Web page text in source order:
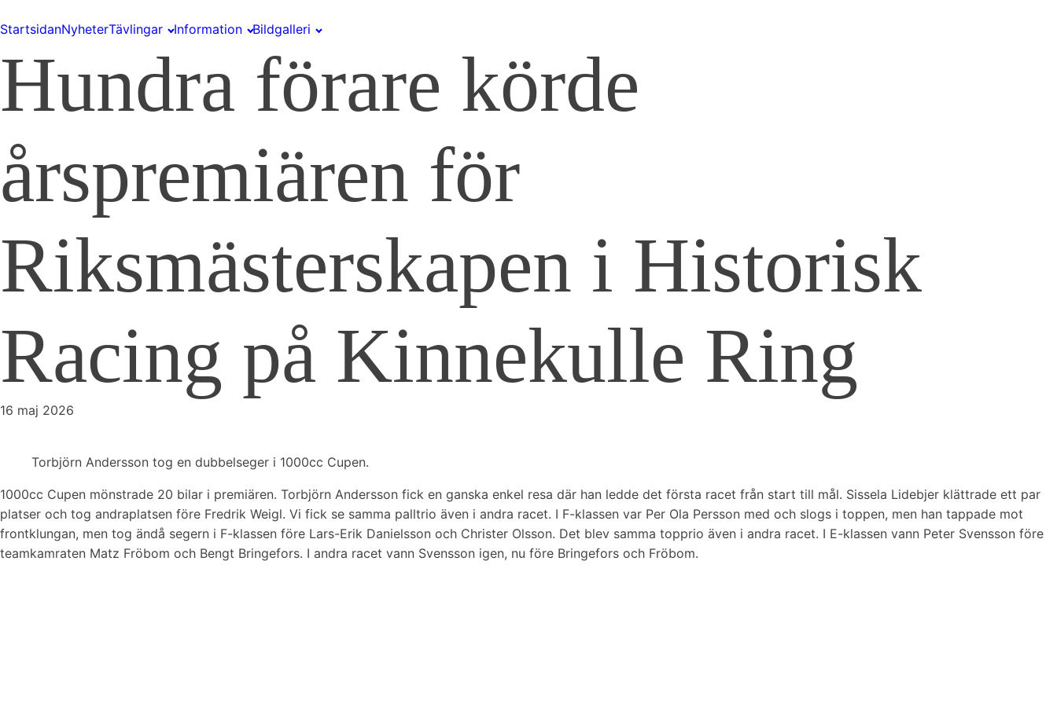
StartsidanNyheterTävlingar Information Bildgalleri
Hundra förare körde
årspremiären för
Riksmästerskapen i Historisk
Racing på Kinnekulle Ring
16 maj 2026
Torbjörn Andersson tog en dubbelseger i 1000cc Cupen.
1000cc Cupen mönstrade 20 bilar i premiären. Torbjörn Andersson fick en ganska enkel resa där han ledde det första racet från start till mål. Sissela Lidebjer klättrade ett par
platser och tog andraplatsen före Fredrik Weigl. Vi fick se samma palltrio även i andra racet. I F-klassen var Per Ola Persson med och slogs i toppen, men han tappade mot
frontklungan, men tog ändå segern i F-klassen före Lars-Erik Danielsson och Christer Olsson. Det blev samma topprio även i andra racet. I E-klassen vann Peter Svensson före
teamkamraten Matz Fröbom och Bengt Bringefors. I andra racet vann Svensson igen, nu före Bringefors och Fröbom.